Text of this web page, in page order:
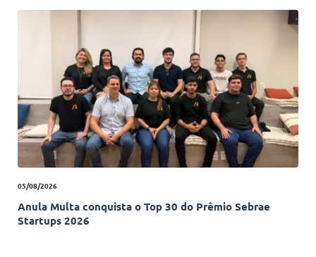
05/08/2026
Anula Multa conquista o Top 30 do Prêmio Sebrae
Startups 2026